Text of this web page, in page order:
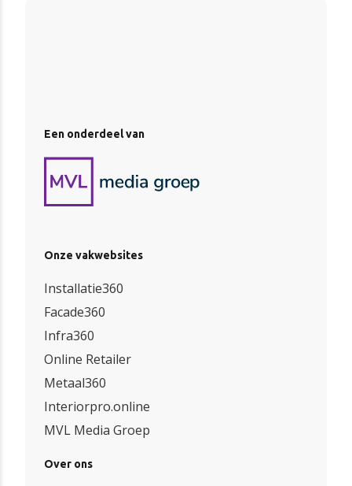
Een onderdeel van
Onze vakwebsites
Installatie360
Facade360
Infra360
Online Retailer
Metaal360
Interiorpro.online
MVL Media Groep
Over ons